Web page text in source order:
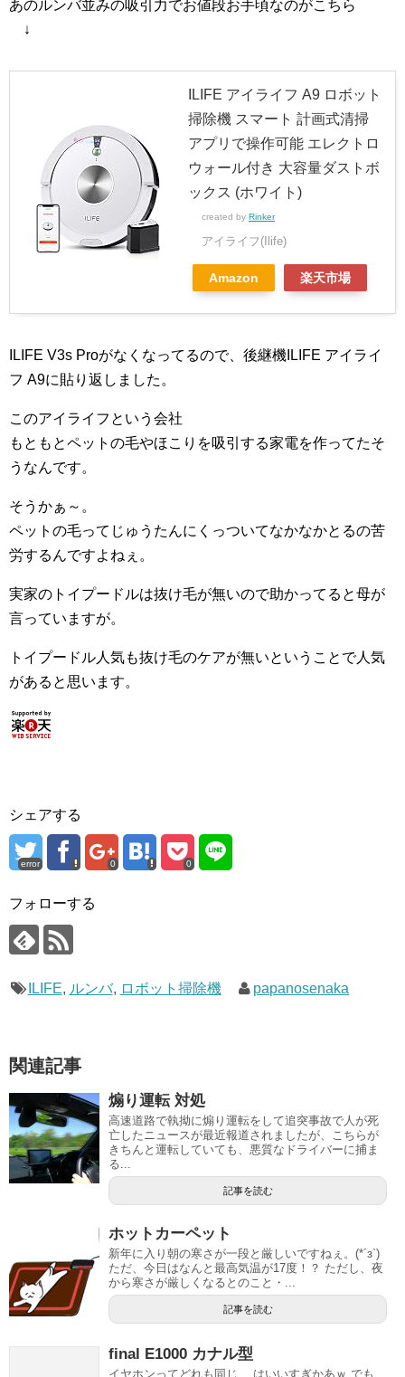
あのルンバ並みの吸引力でお値段お手頃なのがこちら
↓
ILIFE アイライフ A9 ロボット
掃除機 スマート 計画式清掃
アプリで操作可能 エレクトロ
ウォール付き 大容量ダストボ
ックス (ホワイト)
created by Rinker
アイライフ(Ilife)
Amazon 楽天市場
ILIFE V3s Proがなくなってるので、後継機ILIFE アイライ
フ A9に貼り返しました。
このアイライフという会社
もともとペットの毛やほこりを吸引する家電を作ってたそ
うなんです。
そうかぁ～。
ペットの毛ってじゅうたんにくっついてなかなかとるの苦
労するんですよねぇ。
実家のトイプードルは抜け毛が無いので助かってると母が
言っていますが。
トイプードル人気も抜け毛のケアが無いということで人気
があると思います。
シェアする
error 0 0
フォローする
ILIFE, ルンバ, ロボット掃除機 papanosenaka
関連記事
煽り運転 対処
高速道路で執拗に煽り運転をして追突事故で人が死
亡したニュースが最近報道されましたが、こちらが
きちんと運転していても、悪質なドライバーに捕ま
る...
記事を読む
ホットカーペット
新年に入り朝の寒さが一段と厳しいですねぇ。(*´з`)
ただ、今日はなんと最高気温が17度！？ ただし、夜
から寒さが厳しくなるとのこと・...
記事を読む
final E1000 カナル型
イヤホンってどれも同じ、 はいいすぎかあｗ でも、